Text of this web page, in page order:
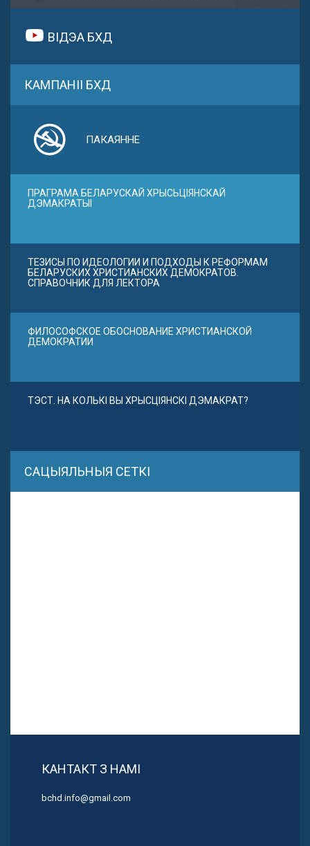
ВІДЭА БХД
КАМПАНІІ БХД
ПАКАЯННЕ
ПРАГРАМА БЕЛАРУСКАЙ ХРЫСЬЦІЯНСКАЙ
ДЭМАКРАТЫІ
ТЕЗИСЫ ПО ИДЕОЛОГИИ И ПОДХОДЫ К РЕФОРМАМ
БЕЛАРУСКИХ ХРИСТИАНСКИХ ДЕМОКРАТОВ.
СПРАВОЧНИК ДЛЯ ЛЕКТОРА
ФИЛОСОФСКОЕ ОБОСНОВАНИЕ ХРИСТИАНСКОЙ
ДЕМОКРАТИИ
ТЭСТ. НА КОЛЬКІ ВЫ ХРЫСЦІЯНСКІ ДЭМАКРАТ?
САЦЫЯЛЬНЫЯ СЕТКІ
КАНТАКТ З НАМІ
bchd.info@gmail.com